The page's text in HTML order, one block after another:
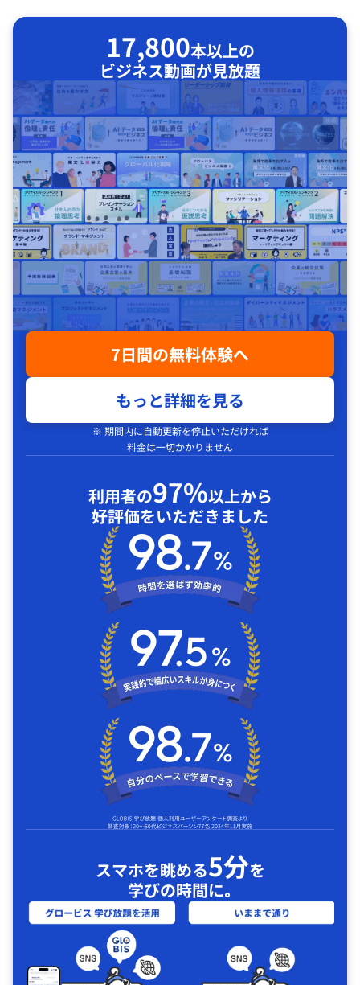
17,800本以上の
ビジネス動画が見放題
7日間の無料体験へ
もっと詳細を見る
※ 期間内に自動更新を停止いただければ
料金は一切かかりません
利用者の97%以上から
好評価をいただきました
スマホを眺める5分を
学びの時間に｡